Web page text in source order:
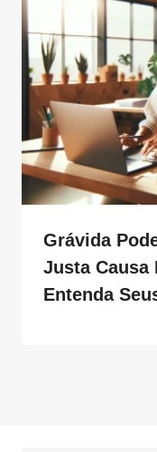
Grávida
Justa Causa
Entenda